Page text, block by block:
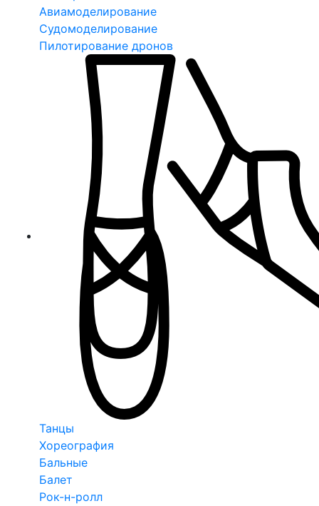
Авиамоделирование
Судомоделирование
Пилотирование дронов
Танцы
Хореография
Бальные
Балет
Рок-н-ролл